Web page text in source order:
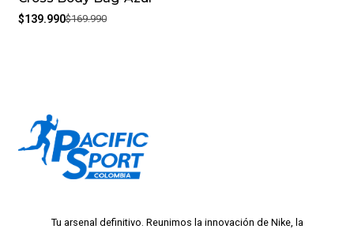
$139.990$169.990
Tu arsenal definitivo. Reunimos la innovación de Nike, la